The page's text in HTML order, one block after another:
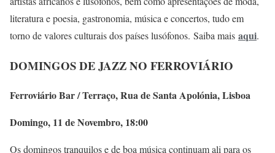
literatura e poesia, gastronomia, música e concertos, tudo em
torno de valores culturais dos países lusófonos. Saiba mais aqui.
DOMINGOS DE JAZZ NO FERROVIÁRIO
Ferroviário Bar / Terraço, Rua de Santa Apolónia, Lisboa
Domingo, 11 de Novembro, 18:00
Os domingos tranquilos e de boa música continuam ali para os